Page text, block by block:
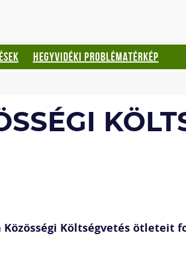
HEGYVIDÉKI PROBLÉMATÉRKÉP
Költségvetés ötleteit